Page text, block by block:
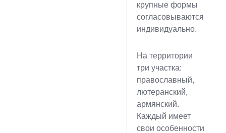
крупные формы
согласовываются
индивидуально.
На территории
три участка:
православный,
лютеранский,
армянский.
Каждый имеет
свои особенности